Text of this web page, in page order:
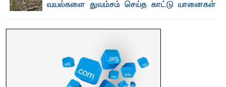
வயல்களை துவம்சம் செய்த காட்டு யானைகள்
காணப்பட்ட பல ...